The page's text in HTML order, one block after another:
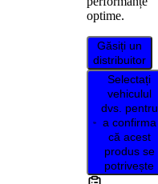
optime.
Găsiți un
distribuitor
Selectați
vehiculul
dvs. pentru
a confirma
că acest
produs se
potrivește